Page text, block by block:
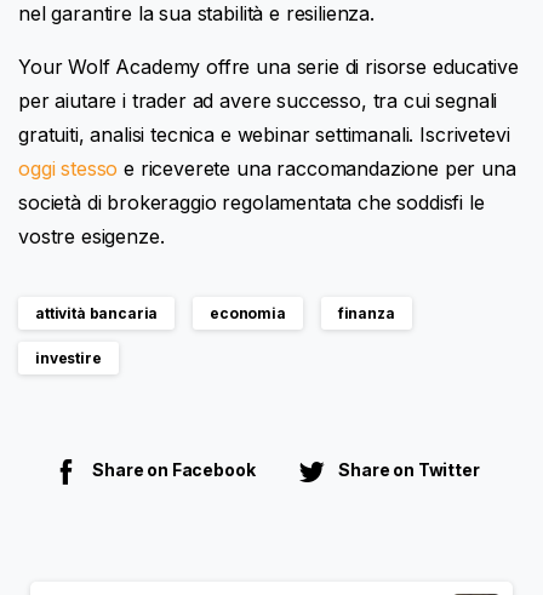
nel garantire la sua stabilità e resilienza.
Your Wolf Academy offre una serie di risorse educative
per aiutare i trader ad avere successo, tra cui segnali
gratuiti, analisi tecnica e webinar settimanali. Iscrivetevi
oggi stesso e riceverete una raccomandazione per una
società di brokeraggio regolamentata che soddisfi le
vostre esigenze.
attività bancaria economia finanza
investire
Share on Facebook Share on Twitter